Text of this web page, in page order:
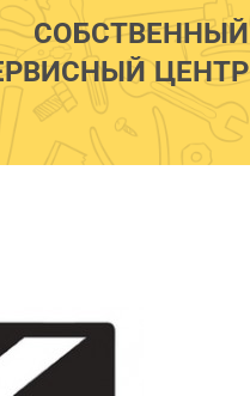
СОБСТВЕННЫЙ
ЦЕНТР